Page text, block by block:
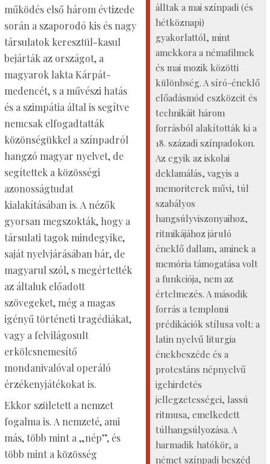
álltak a mai színpadi (és
hétköznapi)
gyakorlattól, mint
amekkora a némafilmek
és mai mozik közötti
különbség. A síró-éneklő
előadásmód eszközeit és
technikáit három
forrásból alakították ki a
18. századi színpadokon.
Az egyik az iskolai
deklamálás, vagyis a
memoriterek művi, túl
szabályos
hangsúlyviszonyaihoz,
ritmikájához járuló
éneklő dallam, aminek a
memória támogatása volt
a funkciója, nem az
értelmezés. A második
forrás a templomi
prédikációk stílusa volt: a
latin nyelvű liturgia
énekbeszéde és a
protestáns népnyelvű
igehirdetés
jellegzetességei, lassú
ritmusa, emelkedett
túlhangsúlyozása. A
harmadik hatókör, a
német színpadi beszéd
működés első három évtizede
során a szaporodó kis és nagy
társulatok keresztül-kasul
bejárták az országot, a
magyarok lakta Kárpát-
medencét, s a művészi hatás
és a szimpátia által is segítve
nemcsak elfogadtatták
közönségükkel a színpadról
hangzó magyar nyelvet, de
segítettek a közösségi
azonosságtudat
kialakításában is. A nézők
gyorsan megszokták, hogy a
társulati tagok mindegyike,
saját nyelvjárásában bár, de
magyarul szól, s megértették
az általuk előadott
szövegeket, még a magas
igényű történeti tragédiákat,
vagy a felvilágosult
erkölcsnemesítő
mondanivalóval operáló
érzékenyjátékokat is.
Ekkor született a nemzet
fogalma is. A nemzeté, ami
más, több mint a „nép”, és
több mint a közösség